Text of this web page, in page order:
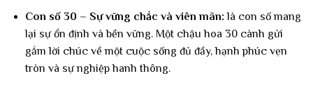
Con số 30 – Sự vững chắc và viên mãn: là con số mang
lại sự ổn định và bền vững. Một chậu hoa 30 cành gửi
gắm lời chúc về một cuộc sống đủ đầy, hạnh phúc vẹn
tròn và sự nghiệp hanh thông.